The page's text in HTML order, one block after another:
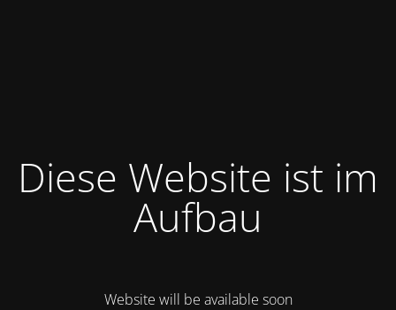
Diese Website ist im
Aufbau
Website will be available soon